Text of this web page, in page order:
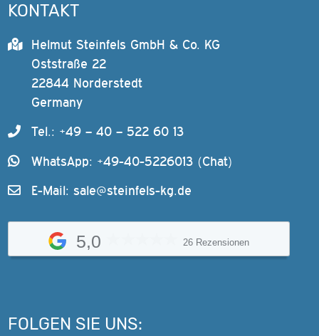
KONTAKT
Helmut Steinfels GmbH & Co. KG
Oststraße 22
22844 Norderstedt
Germany
Tel.: +49 – 40 – 522 60 13
WhatsApp: +49-40-5226013 (Chat)
E-Mail: sale@steinfels-kg.de
5,0 26 Rezensionen
FOLGEN SIE UNS: